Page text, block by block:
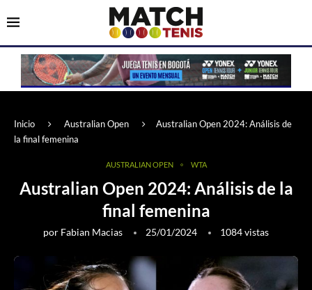
Inicio Australian Open
Australian Open 2024: Análisis de
la final femenina
AUSTRALIAN OPEN WTA
Australian Open 2024: Análisis de la
final femenina
por Fabian Macias 25/01/2024 1084vistas